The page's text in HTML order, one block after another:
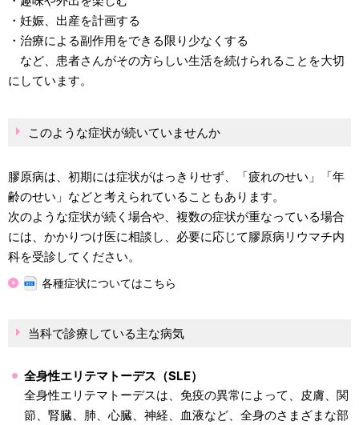
・妊娠、出産を計画する
・治療による副作用をできる限り少なくする
など、患者さんがその方らしい生活を続けられることを大切
にしています。
このような症状が続いていませんか
膠原病は、初期には症状がはっきりせず、「疲れのせい」「年
齢のせい」などと考えられていることもあります。
次のような症状が続く場合や、複数の症状が重なっている場合
には、かかりつけ医に相談し、必要に応じて膠原病リウマチ内
科を受診してください。
各種症状についてはこちら
当科で診療している主な病気
全身性エリテマトーデス（SLE）
全身性エリテマトーデスは、免疫の異常によって、皮膚、関
節、腎臓、肺、心臓、神経、血液など、全身のさまざまな部